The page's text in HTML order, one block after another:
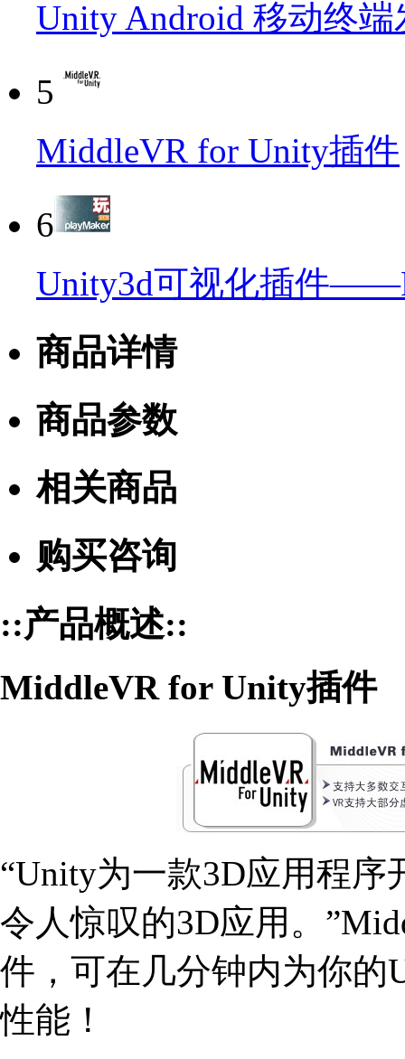
Unity Android 移动终
5
MiddleVR for Unity插件
6
Unity3d可视化插件
商品详情
商品参数
相关商品
购买咨询
::产品概述::
MiddleVR for Unity插件
“Unity为一款3D应用程
令人惊叹的3D应用。
件，可在几分钟内为你的
性能！